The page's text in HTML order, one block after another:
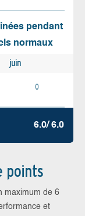
pendant
normaux
juin
0
6.0/ 6.0
points
maximum de 6
et